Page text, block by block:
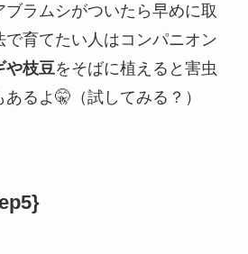
ブラムシがついたら早めに取
で育てたい人はコンパニオン
や枝豆をそばに植えると害虫
るよ🤫（試してみる？）